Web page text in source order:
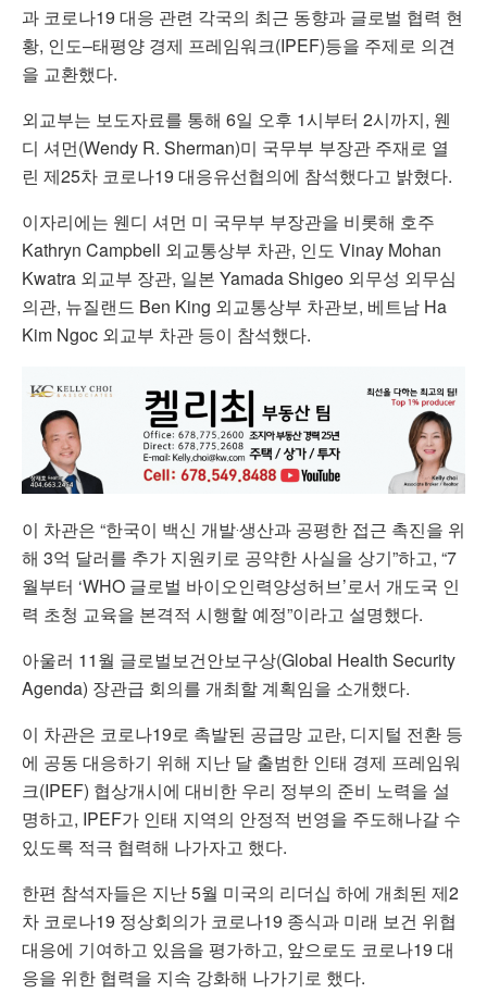
과 코로나19 대응 관련 각국의 최근 동향과 글로벌 협력 현
황, 인도–태평양 경제 프레임워크(IPEF)등을 주제로 의견
을 교환했다.
외교부는 보도자료를 통해 6일 오후 1시부터 2시까지, 웬
디 셔먼(Wendy R. Sherman)미 국무부 부장관 주재로 열
린 제25차 코로나19 대응유선협의에 참석했다고 밝혔다.
이자리에는 웬디 셔먼 미 국무부 부장관을 비롯해 호주
Kathryn Campbell 외교통상부 차관, 인도 Vinay Mohan
Kwatra 외교부 장관, 일본 Yamada Shigeo 외무성 외무심
의관, 뉴질랜드 Ben King 외교통상부 차관보, 베트남 Ha
Kim Ngoc 외교부 차관 등이 참석했다.
이 차관은 “한국이 백신 개발‧생산과 공평한 접근 촉진을 위
해 3억 달러를 추가 지원키로 공약한사실을 상기”하고, “7
월부터 ‘WHO 글로벌 바이오인력양성허브’로서 개도국 인
력 초청 교육을 본격적 시행할 예정”이라고 설명했다.
아울러 11월 글로벌보건안보구상(Global Health Security
Agenda) 장관급 회의를 개최할 계획임을 소개했다.
이 차관은 코로나19로 촉발된 공급망 교란, 디지털 전환 등
에 공동 대응하기 위해 지난 달 출범한 인태 경제 프레임워
크(IPEF) 협상개시에 대비한 우리 정부의 준비 노력을 설
명하고, IPEF가 인태 지역의 안정적 번영을 주도해나갈 수
있도록 적극 협력해 나가자고 했다.
한편 참석자들은 지난5월 미국의 리더십 하에 개최된 제2
차 코로나19 정상회의가 코로나19 종식과 미래 보건 위협
대응에 기여하고 있음을 평가하고, 앞으로도 코로나19 대
응을 위한 협력을 지속 강화해 나가기로 했다.